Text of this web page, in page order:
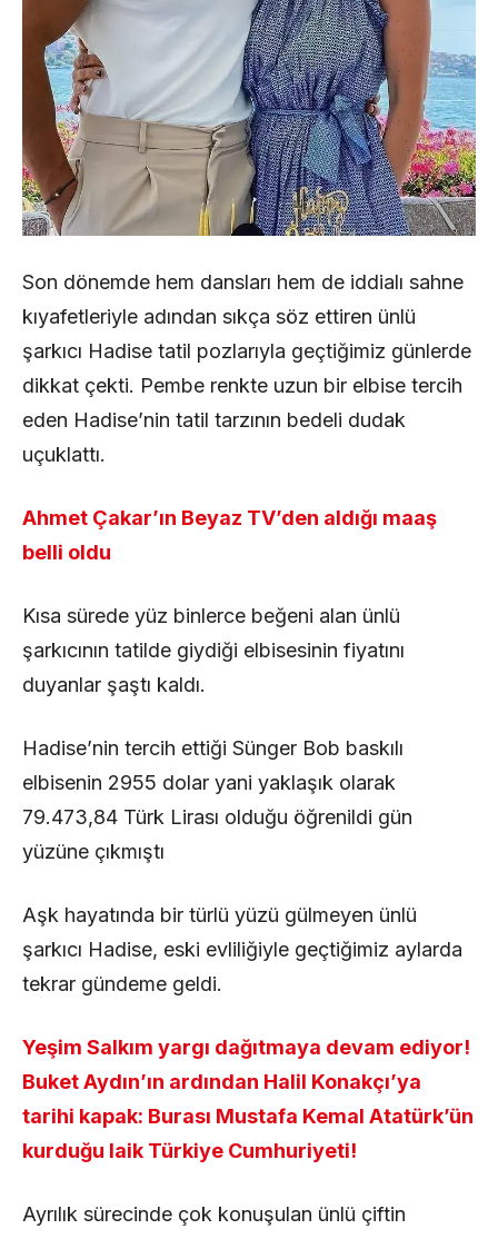
Son dönemde hem dansları hem de iddialı sahne
kıyafetleriyle adından sıkça söz ettiren ünlü
şarkıcı Hadise tatil pozlarıyla geçtiğimiz günlerde
dikkat çekti. Pembe renkte uzun bir elbise tercih
eden Hadise’nin tatil tarzının bedeli dudak
uçuklattı.
Ahmet Çakar’ın Beyaz TV’den aldığı maaş
belli oldu
Kısa sürede yüz binlerce beğeni alan ünlü
şarkıcının tatilde giydiği elbisesinin fiyatını
duyanlar şaştı kaldı.
Hadise’nin tercih ettiği Sünger Bob baskılı
elbisenin 2955 dolar yani yaklaşık olarak
79.473,84 Türk Lirası olduğu öğrenildi gün
yüzüne çıkmıştı
Aşk hayatında bir türlü yüzü gülmeyen ünlü
şarkıcı Hadise, eski evliliğiyle geçtiğimiz aylarda
tekrar gündeme geldi.
Yeşim Salkım yargı dağıtmaya devam ediyor!
Buket Aydın’ın ardından Halil Konakçı’ya
tarihi kapak: Burası Mustafa Kemal Atatürk’ün
kurduğu laik Türkiye Cumhuriyeti!
Ayrılık sürecinde çok konuşulan ünlü çiftin